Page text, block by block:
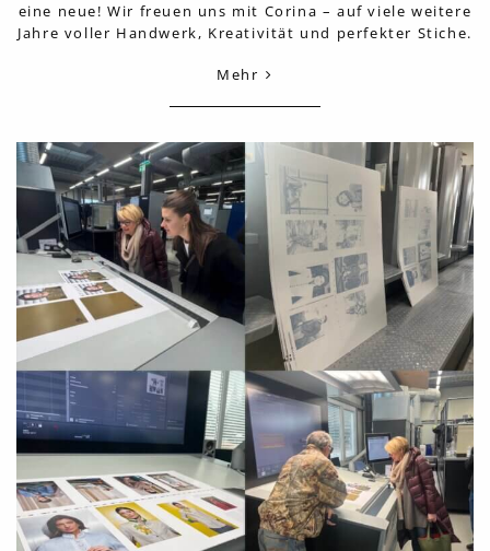
eine neue! Wir freuen uns mit Corina – auf viele weitere
Jahre voller Handwerk, Kreativität und perfekter Stiche.
Mehr